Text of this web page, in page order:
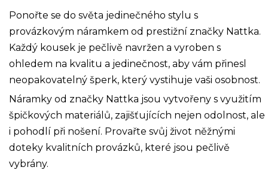
Ponořte se do světa jedinečného stylu s
provázkovým náramkem od prestižní značky Nattka.
Každý kousek je pečlivě navržen a vyroben s
ohledem na kvalitu a jedinečnost, aby vám přinesl
neopakovatelný šperk, který vystihuje vaši osobnost.
Náramky od značky Nattka jsou vytvořeny s využitím
špičkových materiálů, zajišťujících nejen odolnost, ale
i pohodlí při nošení. Provařte svůj život něžnými
doteky kvalitních provázků, které jsou pečlivě
vybrány.